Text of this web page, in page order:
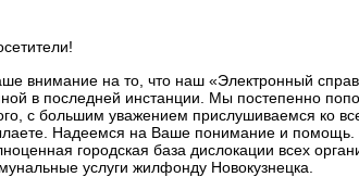
внимание на то, что наш «Электронный
в последней инстанции. Мы постепенно
с большим уважением прислушиваемся ко
Надеемся на Ваше понимание и помощь.
городская база дислокации всех
услуги жилфонду Новокузнецка.